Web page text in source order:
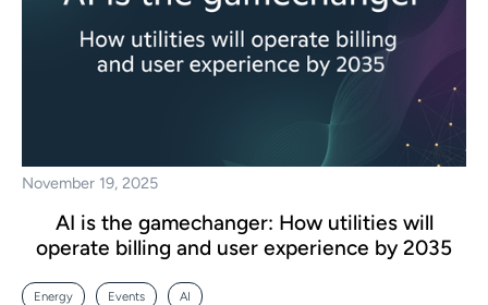
November 19, 2025
AI is the gamechanger: How utilities will
operate billing and user experience by 2035
Energy Events AI